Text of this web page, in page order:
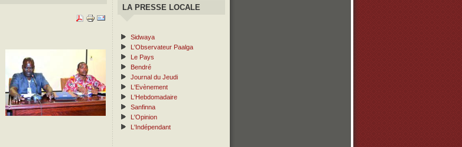
LA PRESSE LOCALE
Sidwaya
L'Observateur Paalga
Le Pays
Bendré
Journal du Jeudi
L'Evènement
L'Hebdomadaire
Sanfinna
L'Opinion
L'Indépendant